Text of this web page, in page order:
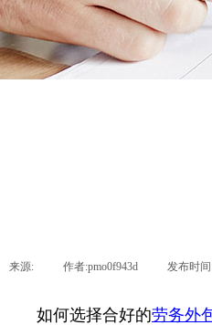
来源: 作者:pmo0f943d 发布时
如何选择合好的劳务外